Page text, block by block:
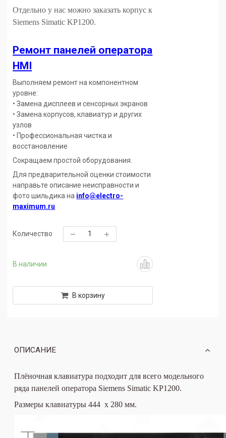
В наличии
Отдельно у нас можно заказать корпус к
Siemens Simatic KP1200.
Ремонт панелей оператора
HMI
Выполняем ремонт на компонентном
уровне:
• Замена дисплеев и сенсорных экранов
• Замена корпусов, клавиатур и других
узлов
• Профессиональная чистка и
восстановление
Сокращаем простой оборудования.
Для предварительной оценки стоимости
направьте описание неисправности и
фото шильдика на info@electro-
maximum.ru
Количество
В корзину
ОПИСАНИЕ
Плёночная клавиатура подходит для всего модельного
ряда панелей оператора Siemens SimaticKP1200.
Размеры клавиатуры 444 х 280 мм.